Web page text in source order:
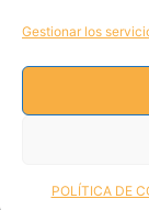
Gestionar los
POLÍTICA DE